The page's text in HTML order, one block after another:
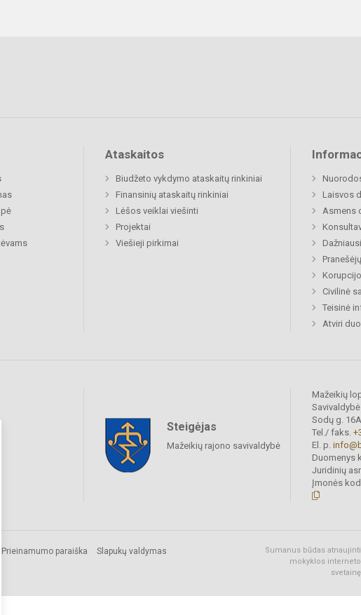
Ataskaitos
Biudžeto vykdymo ataskaitų rinkiniai
Finansinių ataskaitų rinkiniai
Lėšos veiklai viešinti
Projektai
Viešieji pirkimai
Laisvos
Asmens
Civilinė
Teisinė
Atviri
Steigėjas
Mažeikių rajono savivaldybė
Mažeikių
Sodų g.
Tel./ faks.
El. p.
Duomenys
Juridinių
Įmonės
Prieinamumo paraiška Slapukų valdymas
Sumanus būdas atnaujinti
mokyklos interneto
svetainę